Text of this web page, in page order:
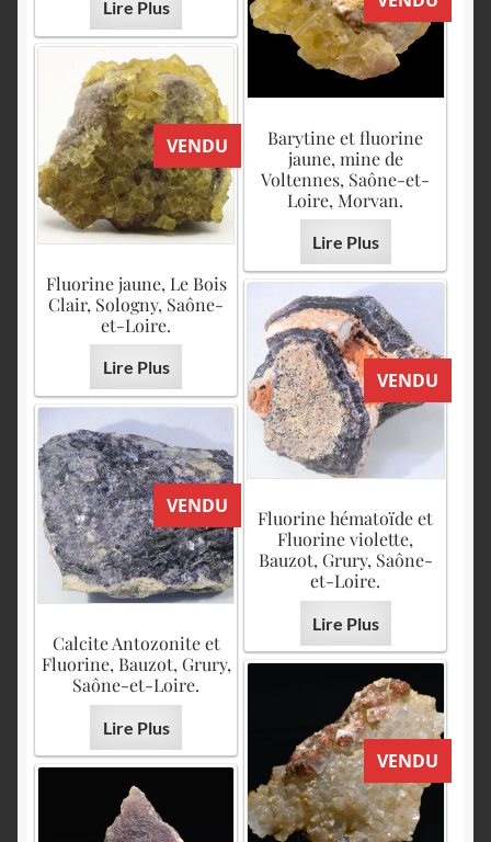
Lire Plus
Barytine et fluorine
jaune, mine de
Voltennes, Saône-et-
Loire, Morvan.
Lire Plus
VENDU
Fluorine jaune, Le Bois
Clair, Sologny, Saône-
et-Loire.
Lire Plus
VENDU
Fluorine hématoïde et
Fluorine violette,
Bauzot, Grury, Saône-
et-Loire.
Lire Plus
VENDU
Calcite Antozonite et
Fluorine, Bauzot, Grury,
Saône-et-Loire.
Lire Plus
VENDU